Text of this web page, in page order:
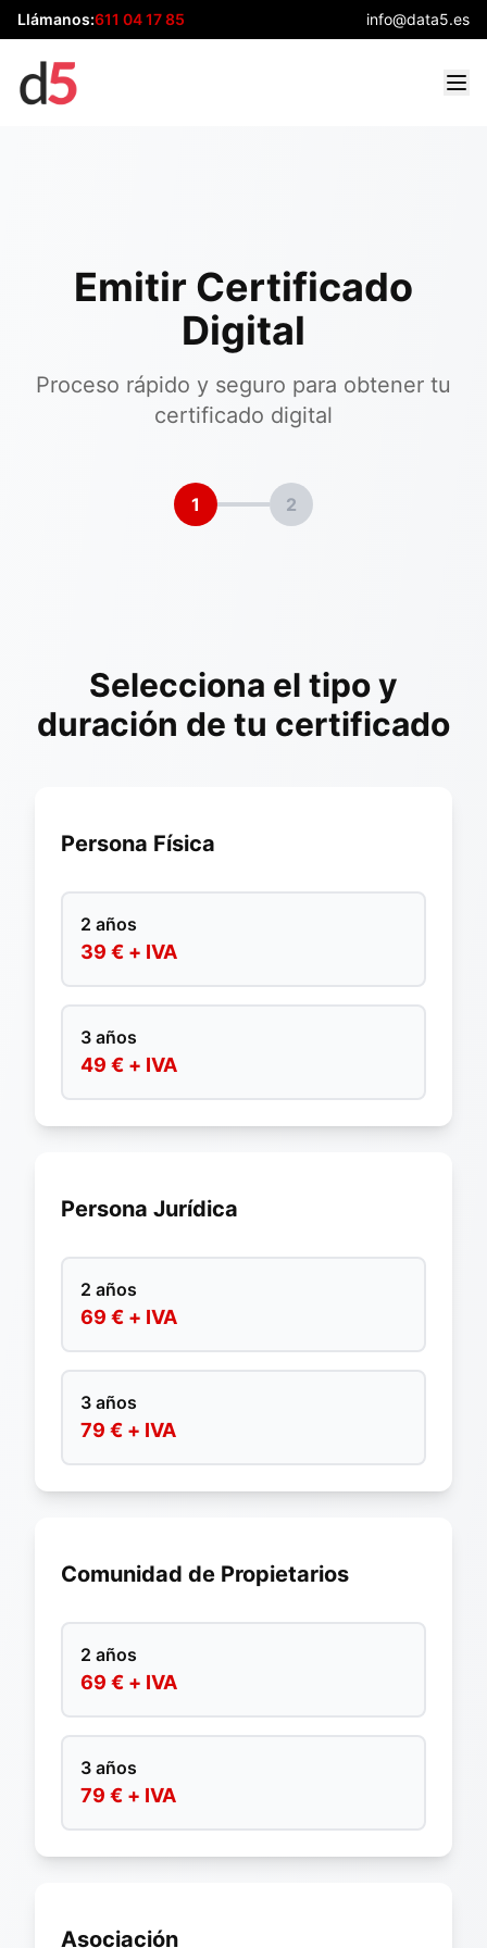
Llámanos:611 04 17 85 info@data5.es
Emitir Certificado
Digital
Proceso rápido y seguro para obtener tu
certificado digital
1 2
Selecciona el tipo y
duración de tu certificado
Persona Física
2 años
39 € + IVA
3 años
49 € + IVA
Persona Jurídica
2 años
69 € + IVA
3 años
79 € + IVA
Comunidad de Propietarios
2 años
69 € + IVA
3 años
79 € + IVA
Asociación